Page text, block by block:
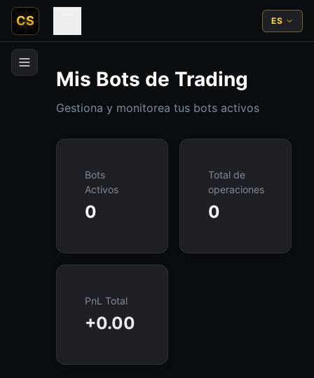
CS ES
Mis Bots de Trading
Gestiona y monitorea tus bots activos
Bots
Activos
0
Total de
operaciones
0
PnL Total
+0.00